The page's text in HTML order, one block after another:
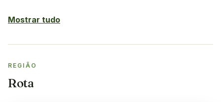
Mostrar tudo
REGIÃO
Rota